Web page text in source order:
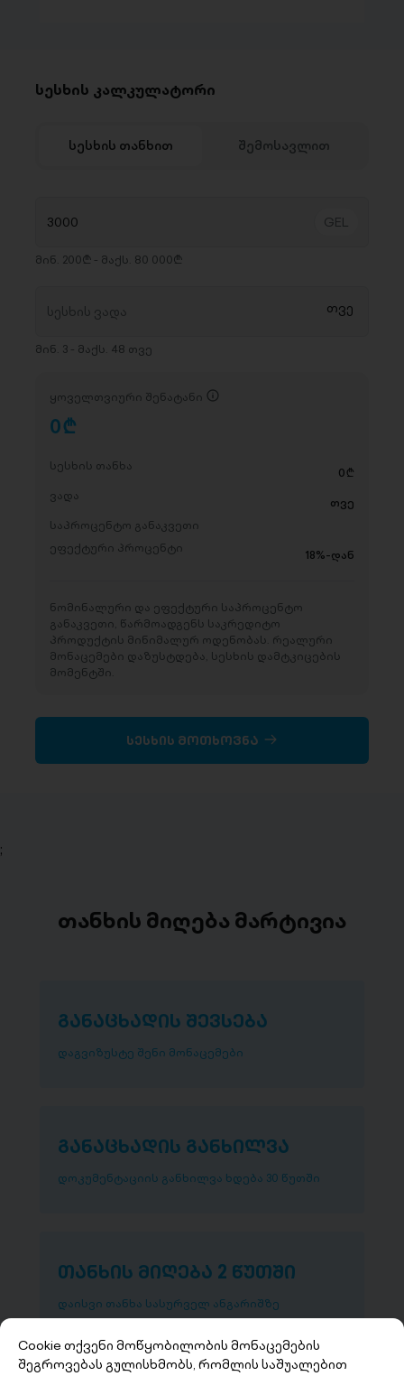
სესხის კალკულატორი
სესხის თანხით შემოსავლით
მინ. 200₾ - მაქს. 80 000₾
მინ. 3 - მაქს. 48 თვე
ყოველთვიური შენატანი
0D
სესხის თანხა 0 D
ვადა
თვე
საპროცენტო განაკვეთი
ეფექტური პროცენტი
18%-დან
ნომინალური და ეფექტური საპროცენტო
განაკვეთი, წარმოადგენს საკრედიტო
პროდუქტის მინიმალურ ოდენობას. რეალური
მონაცემები დაზუსტდება, სესხის დამტკიცების
მომენტში.
სესხის მოთხოვნა
;
თანხის მიღება მარტივია
განაცხადის შევსება
დაგვიზუსტე შენი მონაცემები
განაცხადის განხილვა
დოკუმენტაციის განხილვა ხდება 30 წუთში
თანხის მიღება 2 წუთში
დაისვი თანხა სასურველ ანგარიშზე
Cookie თქვენი მოწყობილობის მონაცემების
შეგროვებას გულისხმობს, რომლის საშუალებით